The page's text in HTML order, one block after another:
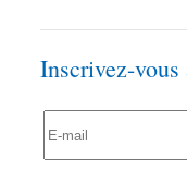
Inscrivez-vous